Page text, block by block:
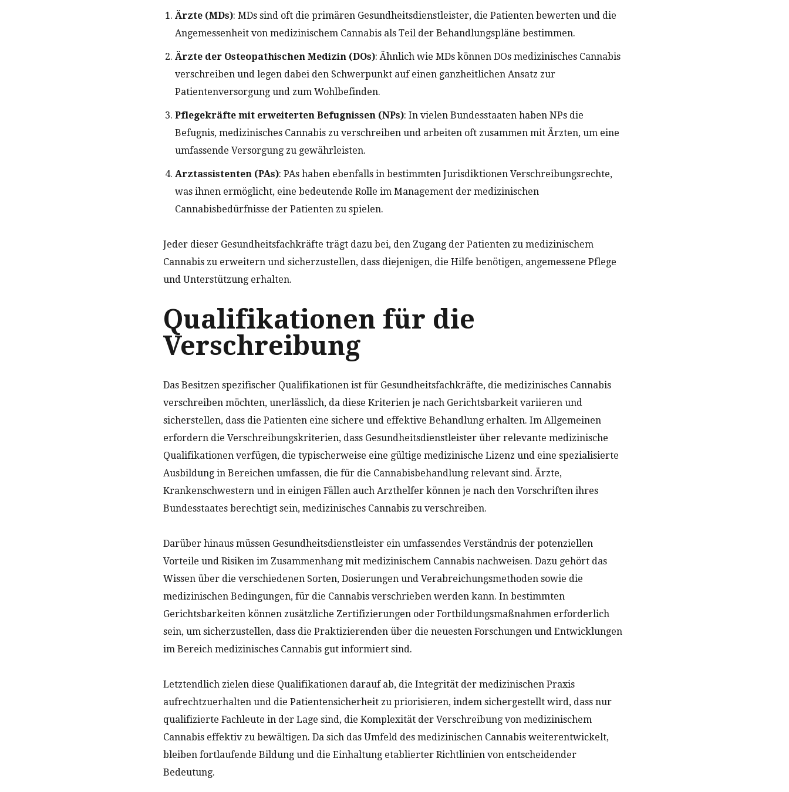
Ärzte (MDs): MDs sind oft die primären Gesundheitsdienstleister, die Patienten bewerten und die
Angemessenheit von medizinischem Cannabis als Teil der Behandlungspläne bestimmen.
Ärzte der Osteopathischen Medizin (DOs): Ähnlich wie MDs können DOs medizinisches Cannabis
verschreiben und legen dabei den Schwerpunkt auf einen ganzheitlichen Ansatz zur
Patientenversorgung und zum Wohlbefinden.
Pflegekräfte mit erweiterten Befugnissen (NPs): In vielen Bundesstaaten haben NPs die
Befugnis, medizinisches Cannabis zu verschreiben und arbeiten oft zusammen mit Ärzten, um eine
umfassende Versorgung zu gewährleisten.
Arztassistenten (PAs): PAs haben ebenfalls in bestimmten Jurisdiktionen Verschreibungsrechte,
was ihnen ermöglicht, eine bedeutende Rolle im Management der medizinischen
Cannabisbedürfnisse der Patienten zu spielen.
Jeder dieser Gesundheitsfachkräfte trägt dazu bei, den Zugang der Patienten zu medizinischem
Cannabis zu erweitern und sicherzustellen, dass diejenigen, die Hilfe benötigen, angemessene Pflege
und Unterstützung erhalten.
Qualifikationen für die
Verschreibung
Das Besitzen spezifischer Qualifikationen ist für Gesundheitsfachkräfte, die medizinisches Cannabis
verschreiben möchten, unerlässlich, da diese Kriterien je nach Gerichtsbarkeit variieren und
sicherstellen, dass die Patienten eine sichere und effektive Behandlung erhalten. Im Allgemeinen
erfordern die Verschreibungskriterien, dass Gesundheitsdienstleister über relevante medizinische
Qualifikationen verfügen, die typischerweise eine gültige medizinische Lizenz und eine spezialisierte
Ausbildung in Bereichen umfassen, die für die Cannabisbehandlung relevant sind. Ärzte,
Krankenschwestern und in einigen Fällen auch Arzthelfer können je nach den Vorschriften ihres
Bundesstaates berechtigt sein, medizinisches Cannabis zu verschreiben.
Darüber hinaus müssen Gesundheitsdienstleister ein umfassendes Verständnis der potenziellen
Vorteile und Risiken im Zusammenhang mit medizinischem Cannabis nachweisen. Dazu gehört das
Wissen über die verschiedenen Sorten, Dosierungen und Verabreichungsmethoden sowie die
medizinischen Bedingungen, für die Cannabis verschrieben werden kann. In bestimmten
Gerichtsbarkeiten können zusätzliche Zertifizierungen oder Fortbildungsmaßnahmen erforderlich
sein, um sicherzustellen, dass die Praktizierenden über die neuesten Forschungen und Entwicklungen
im Bereich medizinisches Cannabis gut informiert sind.
Letztendlich zielen diese Qualifikationen darauf ab, die Integrität der medizinischen Praxis
aufrechtzuerhalten und die Patientensicherheit zu priorisieren, indem sichergestellt wird, dass nur
qualifizierte Fachleute in der Lage sind, die Komplexität der Verschreibung von medizinischem
Cannabis effektiv zu bewältigen. Da sich das Umfeld des medizinischen Cannabis weiterentwickelt,
bleiben fortlaufende Bildung und die Einhaltung etablierter Richtlinien von entscheidender
Bedeutung.